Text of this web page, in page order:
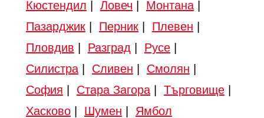
Кюстендил
Ловеч Монтана|
Пазарджик| Перник| Плевен
Пловдив
Разград Русе|
Силистра| Сливен Смолян
София
Стара Загора| Търговище|
Хасково| Шумен Ямбол